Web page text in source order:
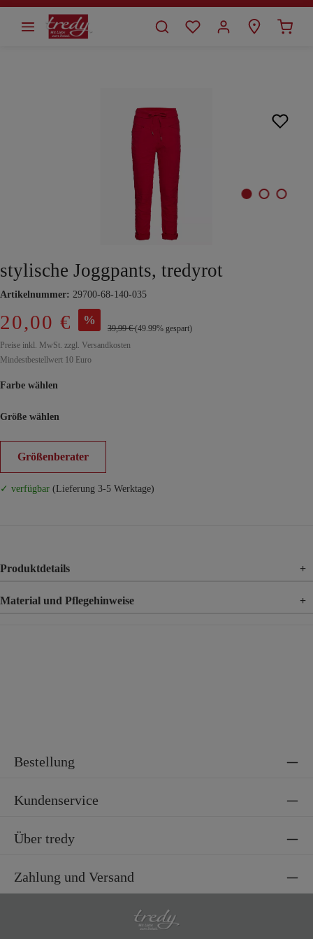
springen
stylische Joggpants, tredyrot
Artikelnummer: 29700-68-140-035
20,00 € %
39,99 €(49.99% gespart)
Preise inkl. MwSt. zzgl. Versandkosten
Mindestbestellwert 10 Euro
Farbe wählen
Größe wählen
Größenberater
✓ verfügbar (Lieferung 3-5 Werktage)
Produktdetails +
Material und Pflegehinweise +
Bestellung
Kundenservice
Über tredy
Zahlung und Versand